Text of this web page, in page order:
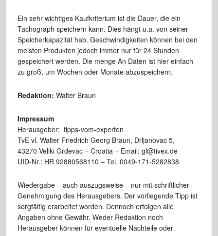
Ein sehr wichtiges Kaufkriterium ist die Dauer, die ein
Tachograph speichern kann. Dies hängt u.a. von seiner
Speicherkapazität hab. Geschwindigkeiten können bei den
meisten Produkten jedoch immer nur für 24 Stunden
gespeichert werden. Die menge An Daten ist hier einfach
zu groß, um Wochen oder Monate abzuspeichern.
Redaktion: Walter Braun
Impressum
Herausgeber: tipps-vom-experten
TvE vl. Walter Friedrich Georg Braun, Drljanovac 5,
43270 Veliki Grđevac – Croatia – Email: gl@tivex.de
UID-Nr.: HR 92880568110 – Tel. 0049-171-5282838
Wiedergabe – auch auszugsweise – nur mit schriftlicher
Genehmigung des Herausgebers. Der vorliegende Tipp ist
sorgfältig erarbeitet worden. Dennoch erfolgen alle
Angaben ohne Gewähr. Weder Redaktion noch
Herausgeber können für eventuelle Nachteile oder